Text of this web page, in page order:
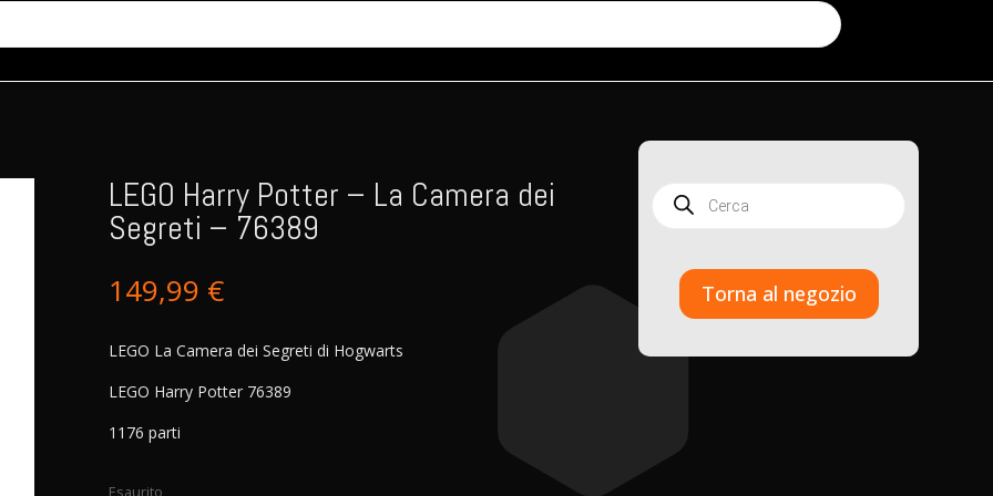
LEGO Harry Potter – La Camera dei
Segreti – 76389
149,99 €
LEGO La Camera dei Segreti di Hogwarts
LEGO Harry Potter 76389
1176 parti
Esaurito
Products
search
Torna al negozio